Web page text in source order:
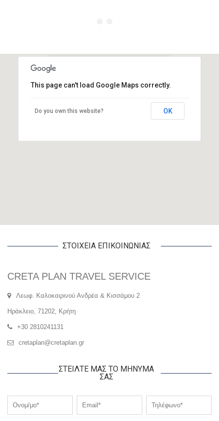
CRETA PLAN TRAVEL SERVICE
This page can't load Google Maps correctly.
Do you own this website? OK
ΣΤΟΙΧΕΙΑ ΕΠΙΚΟΙΝΩΝΙΑΣ
CRETA PLAN TRAVEL SERVICE
Λεωφ. Καλοκαιρινού Ανδρέα & Κισσάμου 2
Ηράκλειο, 71202, Κρήτη
+30 2810241131
cretaplan@cretaplan.gr
ΣΤΕΙΛΤΕ ΜΑΣ ΤΟ ΜΗΝΥΜΑ
ΣΑΣ